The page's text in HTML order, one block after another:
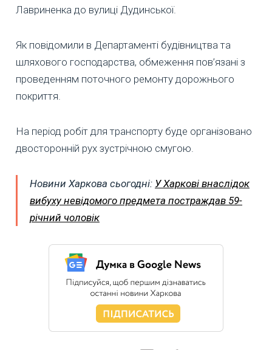
Лавриненка до вулиці Дудинської.
Як повідомили в Департаменті будівництва та
шляхового господарства, обмеження пов’язані з
проведенням поточного ремонту дорожнього
покриття.
На період робіт для транспорту буде організовано
двосторонній рух зустрічною смугою.
Новини Харкова сьогодні: У Харкові внаслідок
вибуху невідомого предмета постраждав 59-
річний чоловік